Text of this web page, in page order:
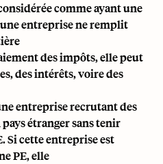
comme ayant une
entreprise ne remplit
des impôts, elle peut
des intérêts, voire des
entreprise recrutant des
étranger sans tenir
Si cette entreprise est
PE, elle